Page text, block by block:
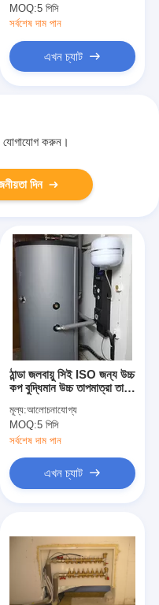
MOQ:5 পিসি
সর্বশেষ দাম পান
এখন চ্যাট
যোগাযোগ করুন।
দিন
ঠান্ডা জলবায়ু সিই ISO জন্য উচ্চ
কপ বুদ্ধিমান উচ্চ তাপমাত্রা তাপ
মূল্য:আলোচনাযোগ্য
MOQ:5 পিসি
সর্বশেষ দাম পান
এখন চ্যাট